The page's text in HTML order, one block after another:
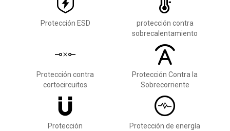
Protección ESD
protección contra
sobrecalentamiento
Protección contra
cortocircuitos
Protección Contra la
Sobrecorriente
Protección
Protección de energía